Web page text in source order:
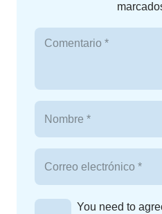
You need to